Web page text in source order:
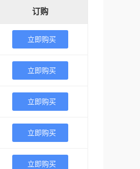
订购
立即购买
立即购买
立即购买
立即购买
立即购买